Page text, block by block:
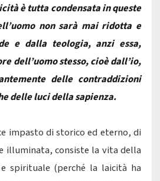
è tutta condensata in queste
non sarà mai ridotta e
e dalla teologia, anzi essa,
dell’uomo stesso, cioè dall’io,
delle contraddizioni
delle luci della sapienza.
impasto di storico ed eterno, di
illuminata, consiste la vita della
spirituale (perché la laicità ha